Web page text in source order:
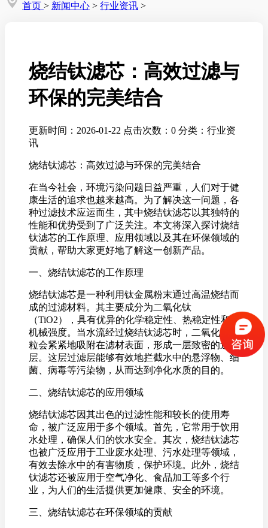
首页 > 新闻中心 > 行业资讯 >
烧结钛滤芯：高效过滤与
环保的完美结合
更新时间：2026-01-22 点击次数：0 分类：行业资
讯
烧结钛滤芯：高效过滤与环保的完美结合
在当今社会，环境污染问题日益严重，人们对于健
康生活的追求也越来越高。为了解决这一问题，各
种过滤技术应运而生，其中烧结钛滤芯以其独特的
性能和优势受到了广泛关注。本文将深入探讨烧结
钛滤芯的工作原理、应用领域以及其在环保领域的
贡献，帮助大家更好地了解这一创新产品。
一、烧结钛滤芯的工作原理
烧结钛滤芯是一种利用钛金属粉末通过高温烧结而
成的过滤材料。其主要成分为二氧化钛
（TiO2），具有优异的化学稳定性、热稳定性和
机械强度。当水流经过烧结钛滤芯时，二氧化钛颗
粒会紧紧地吸附在滤材表面，形成一层致密的过滤
层。这层过滤层能够有效地拦截水中的悬浮物、细
菌、病毒等污染物，从而达到净化水质的目的。
二、烧结钛滤芯的应用领域
烧结钛滤芯因其出色的过滤性能和较长的使用寿
命，被广泛应用于多个领域。首先，它常用于饮用
水处理，确保人们的饮水安全。其次，烧结钛滤芯
也被广泛应用于工业废水处理、污水处理等领域，
有效去除水中的有害物质，保护环境。此外，烧结
钛滤芯还被应用于空气净化、食品加工等多个行
业，为人们的生活提供更加健康、安全的环境。
三、烧结钛滤芯在环保领域的贡献